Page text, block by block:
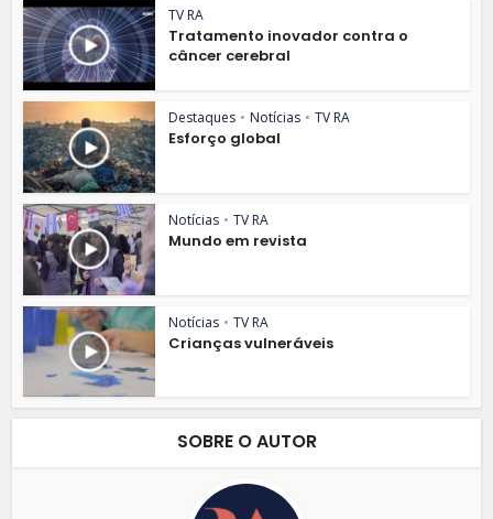
TV RA
Tratamento inovador contra o
câncer cerebral
Destaques • Notícias • TV RA
Esforço global
Notícias • TV RA
Mundo em revista
Notícias • TV RA
Crianças vulneráveis
SOBRE O AUTOR